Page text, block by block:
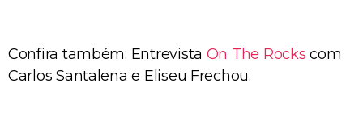
Confira também: Entrevista On The Rocks com
Carlos Santalena e Eliseu Frechou.